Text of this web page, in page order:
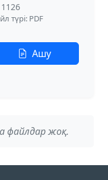
1126
түрі: PDF
Ашу
файлдар жоқ.